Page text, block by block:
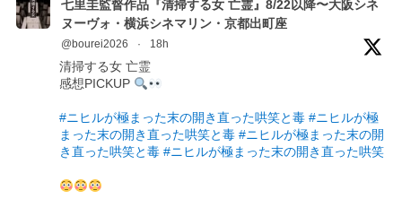
七里圭監督作品『清掃する女 亡霊』8/22以降〜大阪シネ
ヌーヴォ・横浜シネマリン・京都出町座
@bourei2026 · 18h
清掃する女 亡霊
感想PICKUP
#ニヒルが極まった末の開き直った哄笑と毒 #ニヒルが極
まった末の開き直った哄笑と毒 #ニヒルが極まった末の開
き直った哄笑と毒 #ニヒルが極まった末の開き直った哄笑